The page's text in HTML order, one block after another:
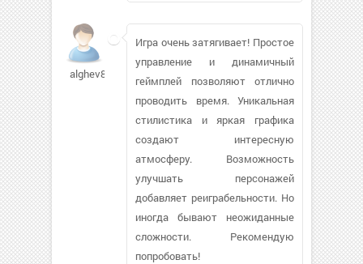
alghev86
Игра очень затягивает! Простое
управление и динамичный
геймплей позволяют отлично
проводить время. Уникальная
стилистика и яркая графика
создают интересную
атмосферу. Возможность
улучшать персонажей
добавляет реиграбельности. Но
иногда бывают неожиданные
сложности. Рекомендую
попробовать!